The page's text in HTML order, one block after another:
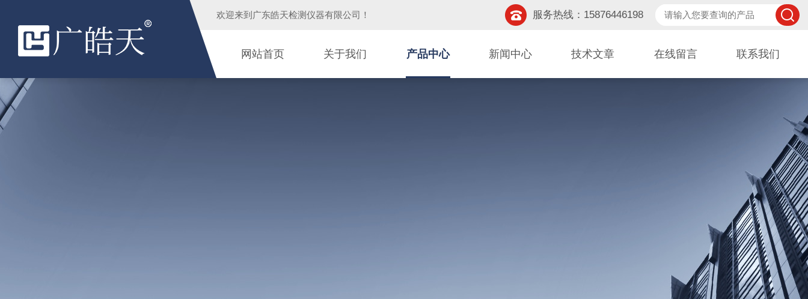
欢迎来到 广东皓天检测仪器有限公司 ！ 服务热线：15876446198
网站首页 关于我们 产品中心 新闻中心 技术文章 在线留言 联系我们